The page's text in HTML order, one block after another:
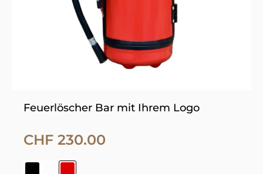
Feuerlöscher Bar mit Ihrem Logo
CHF 230.00
der
Produktseite